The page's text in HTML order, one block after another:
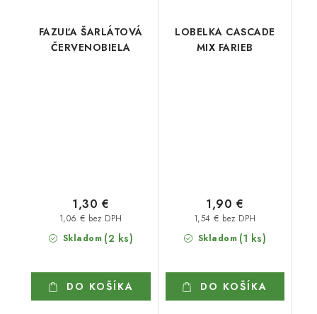
FAZUĽA ŠARLÁTOVÁ
ČERVENOBIELA
Skladom (2 ks)
1,06 € bez DPH
1,30 €
DO KOŠÍKA
LOBELKA CASCADE
MIX FARIEB
Skladom (1 ks)
1,54 € bez DPH
1,90 €
DO KOŠÍKA